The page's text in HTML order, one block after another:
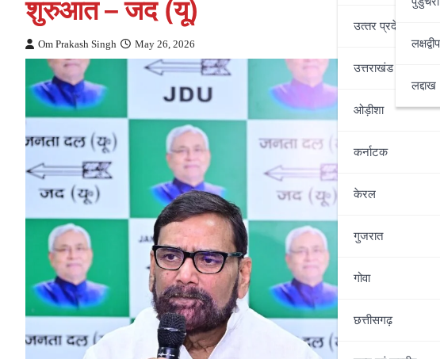
उत्‍तर प्रदेश
उत्तराखंड
ओड़ीशा
कर्नाटक
केरल
गुजरात
गोवा
छत्तीसगढ़
लक्षद्वीप
लद्दाख
शुरुआत – जद (यू)
Om Prakash Singh May 26, 2026